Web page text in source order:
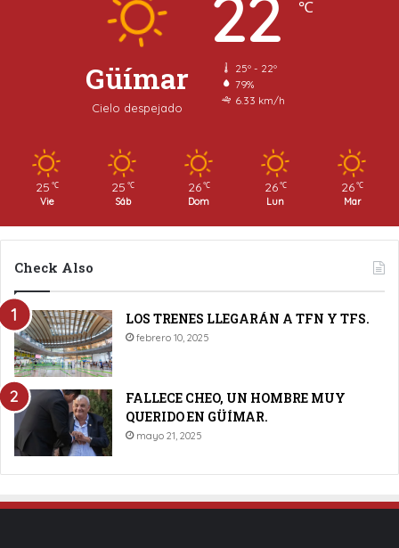
Güímar
Cielo despejado
22 ℃
25º - 22º
79%
6.33 km/h
25 ℃
Vie
25 ℃
Sáb
26 ℃
Dom
26 ℃
Lun
26 ℃
Mar
Check Also
LOS TRENES LLEGARÁN A TFN Y TFS.
febrero 10, 2025
FALLECE CHEO, UN HOMBRE MUY
QUERIDO EN GÜÍMAR.
mayo 21, 2025